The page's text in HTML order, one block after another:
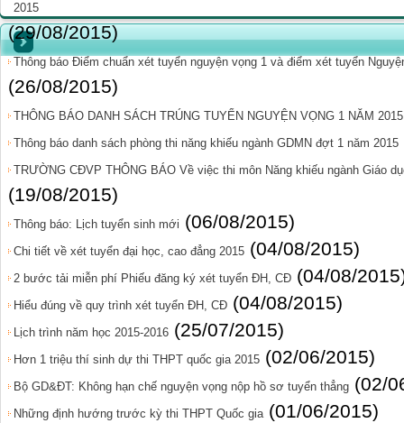
2015
(29/08/2015)
Thông báo Điểm chuẩn xét tuyển nguyện vọng 1 và điểm xét tuyển
(26/08/2015)
THÔNG BÁO DANH SÁCH TRÚNG TUYỂN NGUYỆN VỌNG 1 NĂM 2015
Thông báo danh sách phòng thi năng khiếu ngành GDMN đợt 1 năm 2015
TRƯỜNG CĐVP THÔNG BÁO Về việc thi môn Năng khiếu ngành Giáo
(19/08/2015)
Thông báo: Lịch tuyển sinh mới (06/08/2015)
Chi tiết về xét tuyển đại học, cao đẳng 2015 (04/08/2015)
2 bước tải miễn phí Phiếu đăng ký xét tuyển ĐH, CĐ (04/08/
Hiểu đúng về quy trình xét tuyển ĐH, CĐ (04/08/2015)
Lịch trình năm học 2015-2016 (25/07/2015)
Hơn 1 triệu thí sinh dự thi THPT quốc gia 2015 (02/06/2015)
Bộ GD&ĐT: Không hạn chế nguyện vọng nộp hồ sơ tuyển thẳng (02/
Những định hướng trước kỳ thi THPT Quốc gia (01/06/2015)